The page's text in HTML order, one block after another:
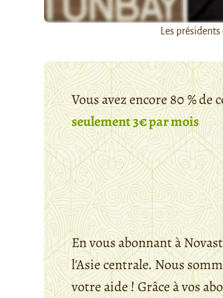
Les
Vous avez encore 80 %
seulement 3€ par mois
En vous abonnant à
l'Asie centrale. Nous
votre aide ! Grâce à vos